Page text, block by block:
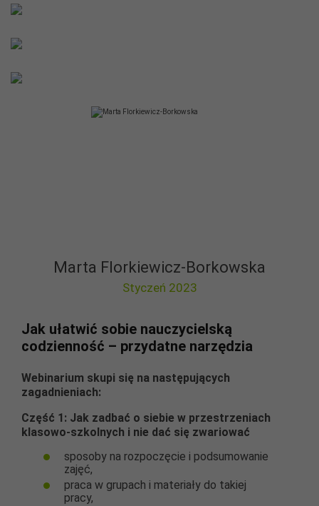
Marta Florkiewicz-Borkowska
Styczeń 2023
Jak ułatwić sobie nauczycielską
codzienność – przydatne narzędzia
Webinarium skupi się na następujących
zagadnieniach:
Część 1: Jak zadbać o siebie w przestrzeniach
klasowo-szkolnych i nie dać się zwariować
sposoby na rozpoczęcie i podsumowanie
zajęć,
praca w grupach i materiały do takiej
pracy,